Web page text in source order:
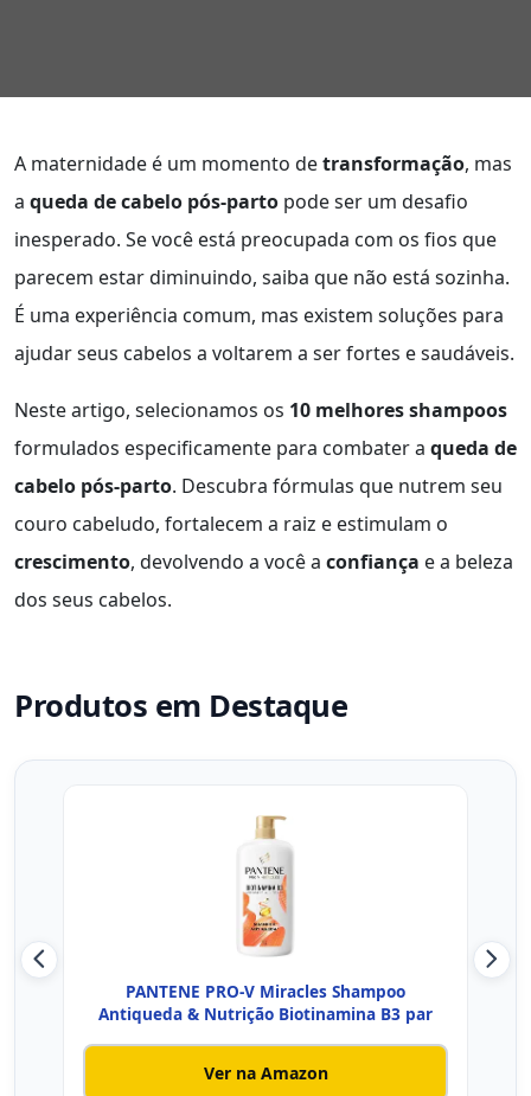
A maternidade é um momento detransformação, mas
a queda de cabelo pós-parto pode ser um desafio
inesperado. Se você está preocupada com os fios que
parecem estar diminuindo, saiba que não está sozinha.
É uma experiência comum, mas existem soluções para
ajudar seus cabelos a voltarem a ser fortes e saudáveis.
Neste artigo, selecionamos os 10 melhores shampoos
formulados especificamente para combater a queda de
cabelo pós-parto. Descubra fórmulas que nutrem seu
couro cabeludo, fortalecem a raiz e estimulam o
crescimento, devolvendo a você a confiança e a beleza
dos seus cabelos.
Produtos em Destaque
PANTENE PRO-V Miracles Shampoo
Antiqueda & Nutrição Biotinamina B3 par
Ver na Amazon